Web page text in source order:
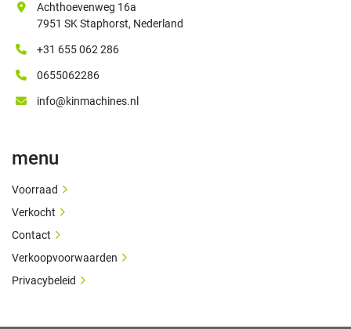
Achthoevenweg 16a
7951 SK Staphorst, Nederland
+31 655 062 286
0655062286
info@kinmachines.nl
menu
Voorraad
Verkocht
Contact
Verkoopvoorwaarden
Privacybeleid